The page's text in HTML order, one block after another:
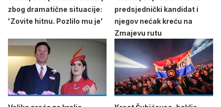
zbog dramatične situacije:
'Zovite hitnu. Pozlilo mu je'
predsjednički kandidat i
njegov nećak kreću na
Zmajevu rutu